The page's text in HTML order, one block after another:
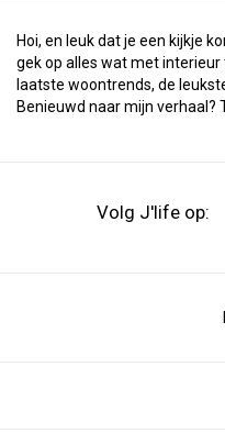
Hoi, en leuk dat je een kijkje
gek op alles wat met
laatste woontrends, de
Benieuwd naar mijn verhaal?
Volg J'life op: